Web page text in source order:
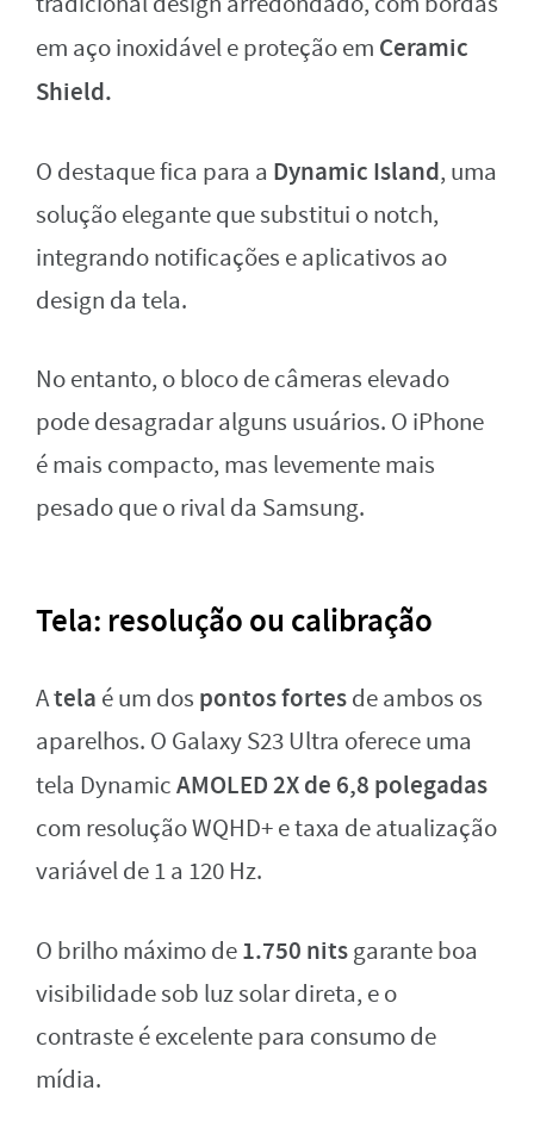
em aço inoxidável e proteção em Ceramic
Shield.
O destaque fica para a Dynamic Island, uma
solução elegante que substitui o notch,
integrando notificações e aplicativos ao
design da tela.
No entanto, o bloco de câmeras elevado
pode desagradar alguns usuários. O iPhone
é mais compacto, mas levemente mais
pesado que o rival da Samsung.
Tela: resolução ou calibração
Atela é um dos pontos fortesde ambos os
aparelhos. O Galaxy S23 Ultra oferece uma
tela DynamicAMOLED 2X de 6,8 polegadas
com resolução WQHD+ e taxa de atualização
variável de 1 a 120 Hz.
O brilho máximo de1.750 nitsgarante boa
visibilidade sob luz solar direta, e o
contraste é excelente para consumo de
mídia.